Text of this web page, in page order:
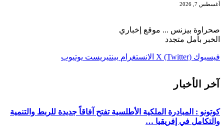
أغسطس 7, 2026
صحراوة بيزنس ... موقع إخباري
الخبر بأمل متجدد
فيسبوك X (Twitter) الانستغرام بينتيريست يوتيوب
آخر الأخبار
كوتونو : المبادرة الملكية الأطلسية تفتح آفاقاً جديدة للربط والتنمية
والتكامل في إفريقيا …